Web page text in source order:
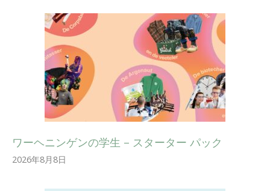
ワーヘニンゲンの学生 – スターター パック
2026年8月8日